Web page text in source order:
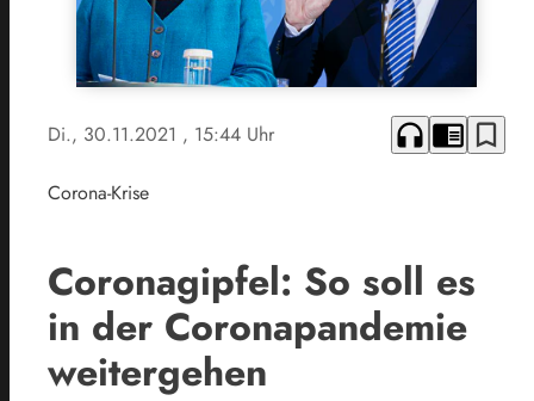
Di., 30.11.2021 , 15:44 Uhr headphones chrome_reader_mode bookmark_border
Corona-Krise
Coronagipfel: So soll es
in der Coronapandemie
weitergehen